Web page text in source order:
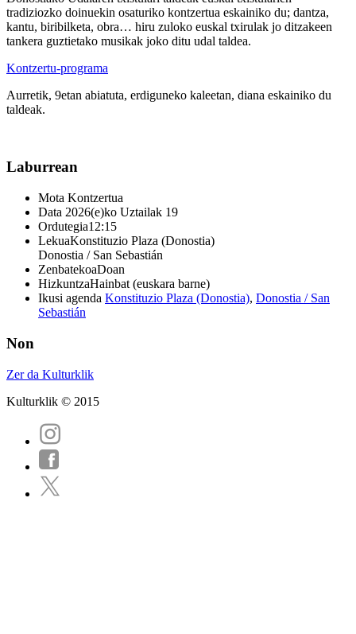
tradiziozko doinuekin osaturiko kontzertua eskainiko du; dantza,
kantu, biribilketa, obra… hiru zuloko euskal txirulak jo ditzakeen
tankera guztietako musikak joko ditu udal taldea.
Kontzertu-programa
Aurretik, 9etan abiatuta, erdiguneko kaleetan, diana eskainiko du
taldeak.
Laburrean
Mota Kontzertua
Data 2026(e)ko Uztailak 19
Ordutegia12:15
LekuaKonstituzio Plaza (Donostia)
Donostia / San Sebastián
ZenbatekoaDoan
HizkuntzaHainbat (euskara barne)
Ikusi agenda Konstituzio Plaza (Donostia), Donostia / San
Sebastián
Non
Zer da Kulturklik
Kulturklik © 2015